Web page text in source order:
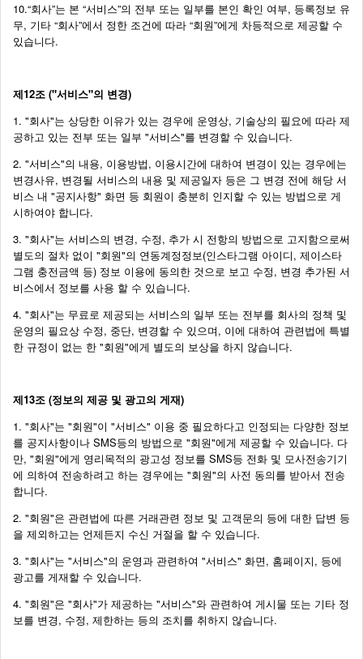
10.“회사”는 본 “서비스”의 전부 또는 일부를 본인 확인 여부, 등록정보 유
무, 기타 “회사”에서 정한 조건에 따라 “회원”에게 차등적으로 제공할 수
있습니다.
제12조 ("서비스"의 변경)
1. "회사"는 상당한 이유가 있는 경우에 운영상, 기술상의 필요에 따라 제
공하고 있는 전부 또는 일부 "서비스"를 변경할 수 있습니다.
2. "서비스"의 내용, 이용방법, 이용시간에 대하여 변경이 있는 경우에는
변경사유, 변경될 서비스의 내용 및 제공일자 등은 그 변경 전에 해당 서
비스 내 "공지사항" 화면 등 회원이 충분히 인지할 수 있는 방법으로 게
시하여야 합니다.
3. "회사"는 서비스의 변경, 수정, 추가 시 전항의 방법으로 고지함으로써
별도의 절차 없이 "회원"의 연동계정정보(인스타그램 아이디, 제이스타
그램 충전금액 등) 정보 이용에 동의한 것으로 보고 수정, 변경 추가된 서
비스에서 정보를 사용 할 수 있습니다.
4. "회사"는 무료로 제공되는 서비스의 일부 또는 전부를 회사의 정책 및
운영의 필요상 수정, 중단, 변경할 수 있으며, 이에 대하여 관련법에 특별
한 규정이 없는 한 "회원"에게 별도의 보상을 하지 않습니다.
제13조 (정보의 제공 및 광고의 게재)
1. "회사"는 "회원"이 "서비스" 이용 중 필요하다고 인정되는 다양한 정보
를 공지사항이나 SMS등의 방법으로 "회원"에게 제공할 수 있습니다. 다
만, "회원"에게 영리목적의 광고성 정보를 SMS등 전화 및 모사전송기기
에 의하여 전송하려고 하는 경우에는 "회원"의 사전 동의를 받아서 전송
합니다.
2. "회원"은 관련법에 따른 거래관련 정보 및 고객문의 등에 대한 답변 등
을 제외하고는 언제든지 수신 거절을 할 수 있습니다.
3. "회사"는 "서비스"의 운영과 관련하여 "서비스" 화면, 홈페이지, 등에
광고를 게재할 수 있습니다.
4. "회원"은 "회사"가 제공하는 "서비스"와 관련하여 게시물 또는 기타 정
보를 변경, 수정, 제한하는 등의 조치를 취하지 않습니다.